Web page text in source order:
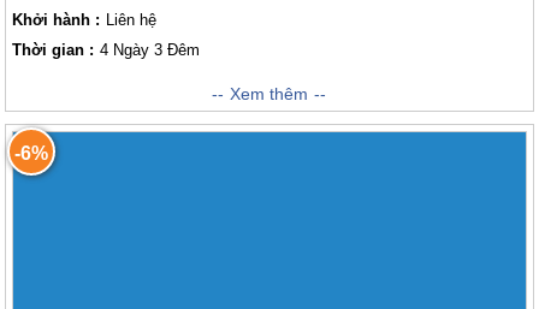
Khởi hành :
Liên hệ
Thời gian : 4 Ngày 3 Đêm
Tour Du Lịch Quy Nhơn Chương trình 04 Ngày 03 Đêm khởi hành vào
Tháng 6,7,8 sẽ đưa quý khách đến với hai địa điểm tuyệt vời của dải đất
Miền Trung. Hai địa danh này còn được khách thăm quan biết đến với
danh xưng "Xứ Nẫu" và "Vùng đất Hoa vàng cỏ xanh". Tại đây quý
Xem thêm
-6%